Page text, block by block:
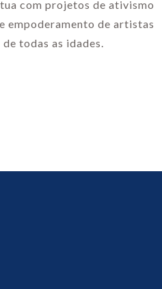
com projetos de ativismo
empoderamento de artistas
de todas as idades.